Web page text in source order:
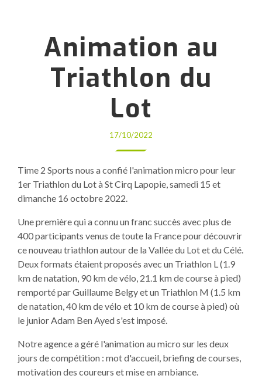
Animation au
Triathlon du
Lot
17/10/2022
Time 2 Sports nous a confié l'animation micro pour leur
1er Triathlon du Lot à St Cirq Lapopie, samedi 15 et
dimanche 16 octobre 2022.
Une première qui a connu un franc succès avec plus de
400 participants venus de toute la France pour découvrir
ce nouveau triathlon autour de la Vallée du Lot et du Célé.
Deux formats étaient proposés avec un Triathlon L (1.9
km de natation, 90 km de vélo, 21.1 km de course à pied)
remporté par Guillaume Belgy et un Triathlon M (1.5 km
de natation, 40 km de vélo et 10 km de course à pied) où
le junior Adam Ben Ayed s'est imposé.
Notre agence a géré l'animation au micro sur les deux
jours de compétition : mot d'accueil, briefing de courses,
motivation des coureurs et mise en ambiance.